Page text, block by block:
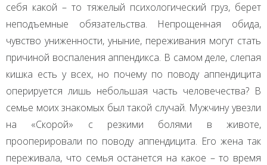
себя какой – то тяжелый психологический груз, берет
неподъемные обязательства. Непрощенная обида,
чувство униженности, уныние, переживания могут стать
причиной воспаления аппендикса. В самом деле, слепая
кишка есть у всех, но почему по поводу аппендицита
оперируется лишь небольшая часть человечества? В
семье моих знакомых был такой случай. Мужчину увезли
на «Скорой» с резкими болями в животе,
прооперировали по поводу аппендицита. Его жена так
переживала, что семья останется на какое – то время